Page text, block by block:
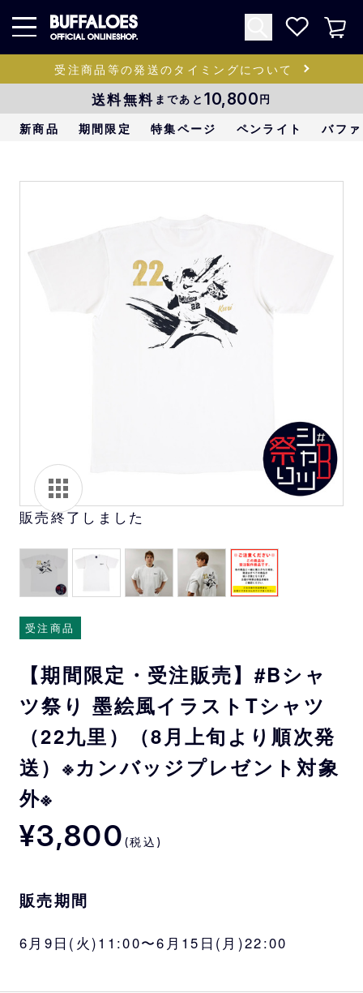
受注商品等の発送のタイミングについて
送料無料 まであと 10,800円
新商品 期間限定 特集ページ ペンライト バフ
販売終了しました
受注商品
【期間限定・受注販売】#Bシャ
ツ祭り 墨絵風イラストTシャツ
（22九里）（8月上旬より順次発
送）※カンバッジプレゼント対象
外※
¥3,800 (税込)
販売期間
6月9日(火)11:00〜6月15日(月)22:00